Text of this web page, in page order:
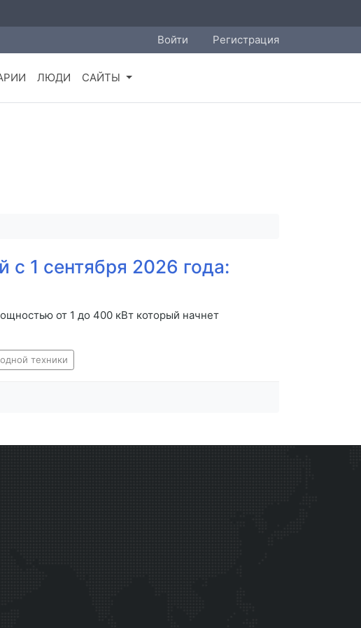
Войти Регистрация
ЛЮДИ САЙТЫ
с 1 сентября 2026 года:
от 1 до 400 кВт который начнет
техники